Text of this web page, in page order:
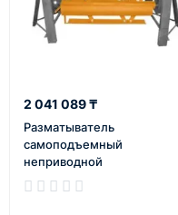
2 041 089 ₸
Разматыватель
самоподъемный
неприводной
самоцентрирующийся
Stalex РМС-1500